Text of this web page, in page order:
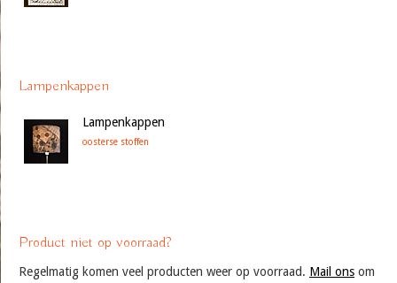
Lampenkappen
Lampenkappen
oosterse stoffen
Product niet op voorraad?
Regelmatig komen veel producten weer op voorraad. Mail ons om